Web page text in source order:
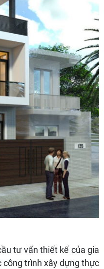
tư vấn thiết kế của gia
công trình xây dựng thực